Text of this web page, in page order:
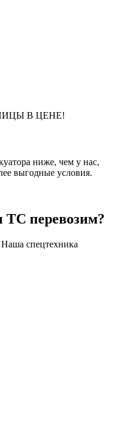
В ЦЕНЕ!
ниже, чем у нас,
выгодные условия.
перевозим?
спецтехника